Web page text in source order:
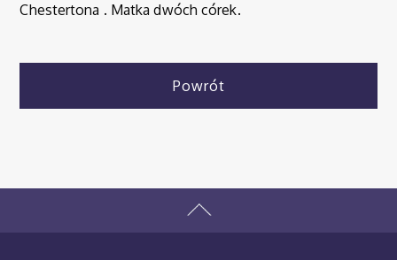
Chestertona . Matka dwóch córek.
Powrót